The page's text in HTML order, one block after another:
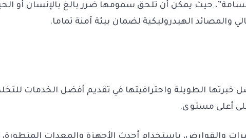
حيث يمكن أن تلحق سمومها ضرر بالغ بالإنسان أو
والمصائد الهيدروليكية لضمان بيئة آمنة تماما.
الطويلة واحترافيتها في تقديم أفضل الخدمات
أعلى مستوى.